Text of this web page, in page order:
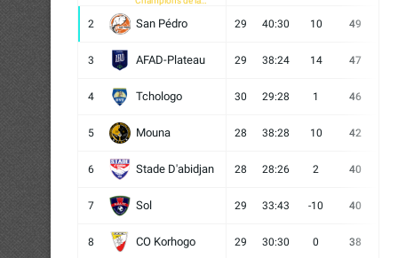
2 San Pédro 29 40:30 10 49
3 AFAD-Plateau 29 38:24 14 47
4 Tchologo 30 29:28 1 46
5 Mouna 28 38:28 10 42
6 Stade D'abidjan 28 28:26 2 40
7 Sol 29 33:43 -10 40
8 CO Korhogo 29 30:30 0 38